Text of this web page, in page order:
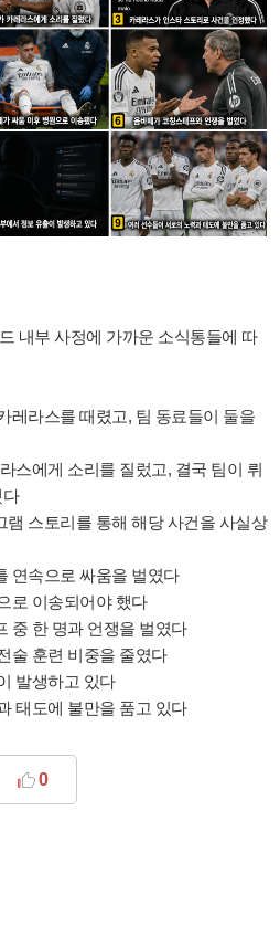
내부 사정에 가까운 소식통들에 따
레라스를 때렸고, 팀 동료들이 둘을
스에게 소리를 질렀고, 결국 팀이 뤼
램 스토리를 통해 해당 사건을 사실상
연속으로 싸움을 벌였다
로 이송되어야 했다
중 한 명과 언쟁을 벌였다
술 훈련 비중을 줄였다
발생하고 있다
태도에 불만을 품고 있다
0